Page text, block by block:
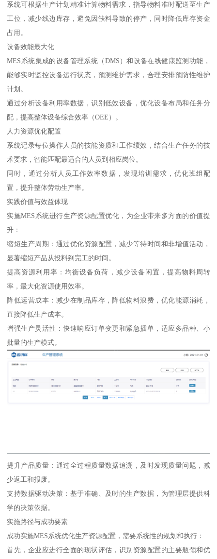
系统可根据生产计划精准计算物料需求，指导物料准时配送至生产
工位，减少线边库存，避免因缺料导致的停产，同时降低库存资金
占用。
设备效能最大化
MES系统集成的设备管理系统（DMS）和设备在线健康监测功能，
能够实时监控设备运行状态，预测维护需求，合理安排预防性维护
计划。
通过分析设备利用率数据，识别低效设备，优化设备布局和任务分
配，提高整体设备综合效率（OEE）。
人力资源优化配置
系统记录每位操作人员的技能资质和工作绩效，结合生产任务的技
术要求，智能匹配最适合的人员到相应岗位。
同时，通过分析人员工作效率数据，发现培训需求，优化班组配
置，提升整体劳动生产率。
实践价值与效益体现
实施MES系统进行生产资源配置优化，为企业带来多方面的价值提
升：
缩短生产周期：通过优化资源配置，减少等待时间和非增值活动，
显著缩短产品从投料到完工的时间。
提高资源利用率：均衡设备负荷，减少设备闲置，提高物料周转
率，最大化资源使用效率。
降低运营成本：减少在制品库存，降低物料浪费，优化能源消耗，
直接降低生产成本。
增强生产灵活性：快速响应订单变更和紧急插单，适应多品种、小
批量的生产模式。
提升产品质量：通过全过程质量数据追溯，及时发现质量问题，减
少返工和报废。
支持数据驱动决策：基于准确、及时的生产数据，为管理层提供科
学的决策依据。
实施路径与成功要素
成功实施MES系统优化生产资源配置，需要系统性的规划和执行：
首先，企业应进行全面的现状评估，识别资源配置的主要瓶颈和优